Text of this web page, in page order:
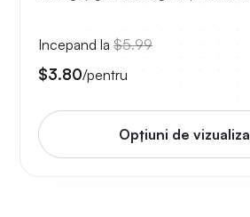
Incepand la $5.99
$3.80/pentru
Opțiuni de